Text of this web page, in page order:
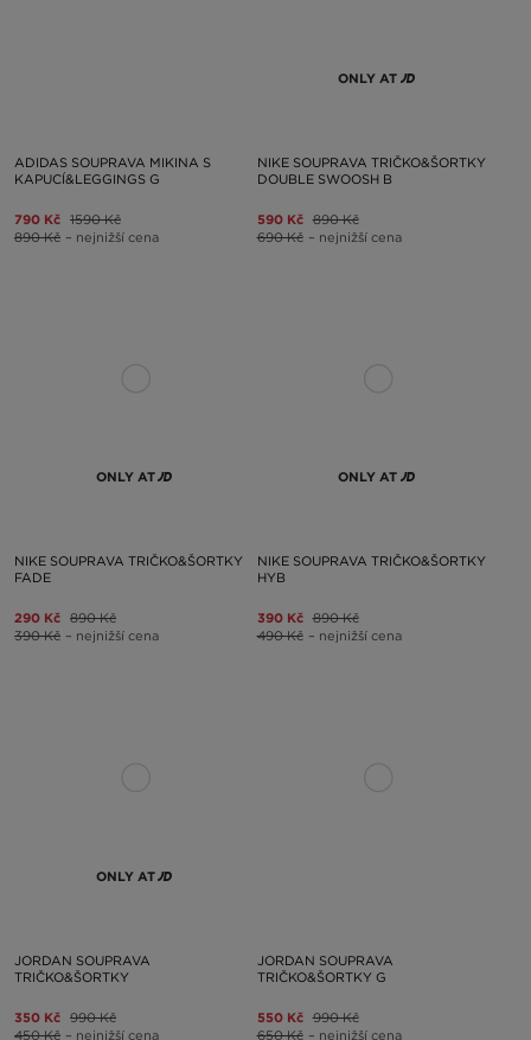
ADIDAS SOUPRAVA MIKINA S
KAPUCÍ&LEGGINGS G
790 Kč 1590 Kč
890 Kč – nejnižší cena
ONLY AT
NIKE SOUPRAVA TRIČKO&ŠORTKY
DOUBLE SWOOSH B
590 Kč 890 Kč
690 Kč – nejnižší cena
ONLY AT
NIKE SOUPRAVA TRIČKO&ŠORTKY
FADE
290 Kč 890 Kč
390 Kč – nejnižší cena
ONLY AT
NIKE SOUPRAVA TRIČKO&ŠORTKY
HYB
390 Kč 890 Kč
490 Kč – nejnižší cena
ONLY AT
JORDAN SOUPRAVA
TRIČKO&ŠORTKY
350 Kč 990 Kč
450 Kč – nejnižší cena
JORDAN SOUPRAVA
TRIČKO&ŠORTKY G
550 Kč 990 Kč
650 Kč – nejnižší cena